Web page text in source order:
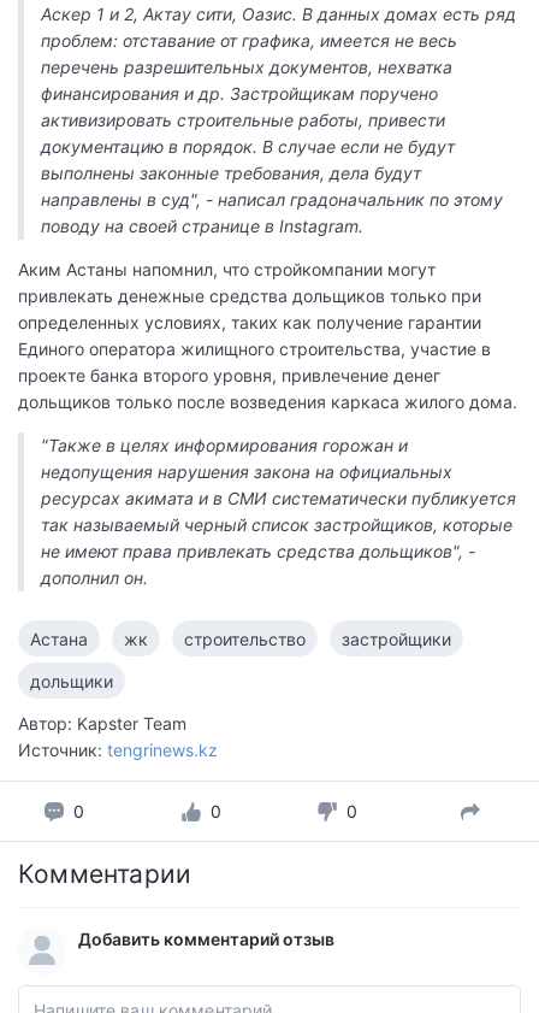
Аскер 1 и 2, Актау сити, Оазис. В данных домах есть ряд
проблем: отставание от графика, имеется не весь
перечень разрешительных документов, нехватка
финансирования и др. Застройщикам поручено
активизировать строительные работы, привести
документацию в порядок. В случае если не будут
выполнены законные требования, дела будут
направлены в суд", - написал градоначальник по этому
поводу на своей странице в Instagram.
Аким Астаны напомнил, что стройкомпании могут
привлекать денежные средства дольщиков только при
определенных условиях, таких как получение гарантии
Единого оператора жилищного строительства, участие в
проекте банка второго уровня, привлечение денег
дольщиков только после возведения каркаса жилого дома.
"Также в целях информирования горожан и
недопущения нарушения закона на официальных
ресурсах акимата и в СМИ систематически публикуется
так называемый черный список застройщиков, которые
не имеют права привлекать средства дольщиков", -
дополнил он.
Астана жк строительство застройщики
дольщики
Автор: Kapster Team
Источник: tengrinews.kz
0 0 0
Комментарии
Добавить комментарий отзыв